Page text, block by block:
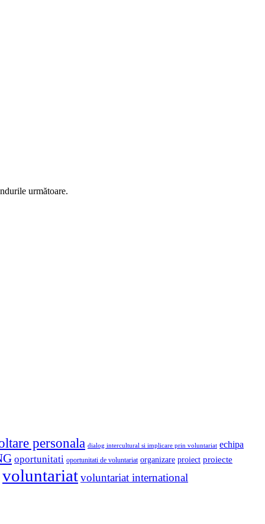
următoare.
personala dialog intercultural si implicare prin voluntariat echipa
oportunitati oportunitati de voluntariat organizare proiect proiecte
voluntariatvoluntariat international